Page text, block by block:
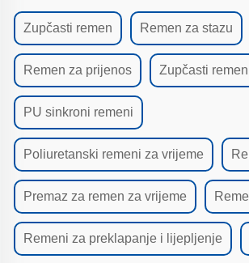
Zupčasti remen Remen za stazu
Remen za prijenos Zupčasti remen
PU sinkroni remeni
Poliuretanski remeni za vrijeme
Premaz za remen za vrijeme
Remeni za preklapanje i lijepljenje